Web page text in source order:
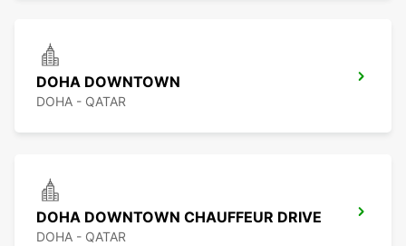
DOHA DOWNTOWN
DOHA - QATAR
DOHA DOWNTOWN CHAUFFEUR DRIVE
DOHA - QATAR